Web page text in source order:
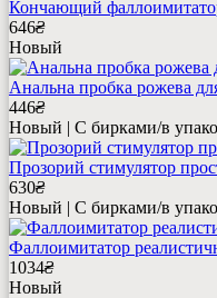
Кончающий
646₴
Новый
Анальна пробка рожева
446₴
Новый | С бирками/в
Прозорий стимулятор
630₴
Новый | С бирками/в
Фаллоимитатор
1034₴
Новый